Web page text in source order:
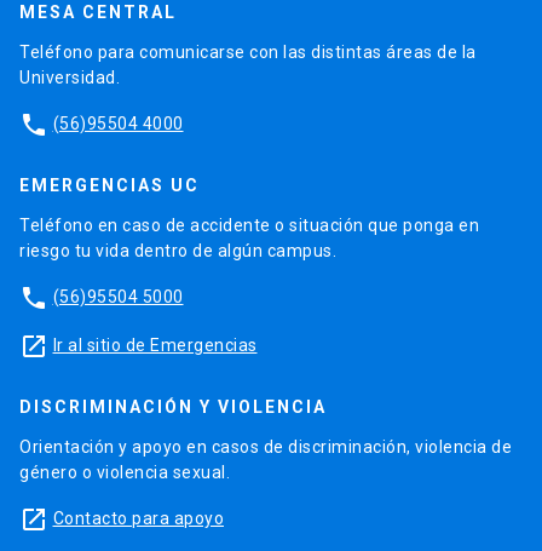
MESA CENTRAL
Teléfono para comunicarse con las distintas áreas de la
Universidad.
phone (56)95504 4000
EMERGENCIAS UC
Teléfono en caso de accidente o situación que ponga en
riesgo tu vida dentro de algún campus.
phone (56)95504 5000
launch Ir al sitio de Emergencias
DISCRIMINACIÓN Y VIOLENCIA
Orientación y apoyo en casos de discriminación, violencia de
género o violencia sexual.
launch Contacto para apoyo